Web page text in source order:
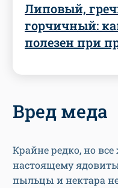
Липовый,
горчичный:
полезен при
Вред меда
Крайне редко, но все
настоящему
пыльцы и нектара